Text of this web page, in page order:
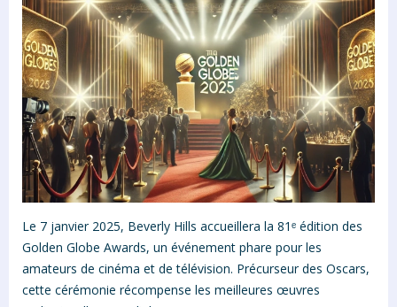
Le 7 janvier 2025, Beverly Hills accueillera la 81ᵉ édition des
Golden Globe Awards, un événement phare pour les
amateurs de cinéma et de télévision. Précurseur des Oscars,
cette cérémonie récompense les meilleures œuvres